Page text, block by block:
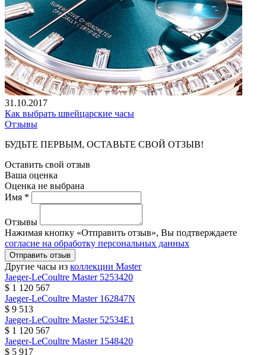
31.10.2017
Как выбрать швейцарские часы
Отзывы
БУДЬТЕ ПЕРВЫМ, ОСТАВЬТЕ СВОЙ ОТЗЫВ!
Оставить свой отзыв
Ваша оценка
Оценка не выбрана
Имя *
Отзывы
Нажимая кнопку «Отправить отзыв», Вы подтверждаете
согласие на обработку персональных данных
Отправить отзыв
Другие часы из коллекции Master
Jaeger-LeCoultre Master 5253420
$ 1 120 567
Jaeger-LeCoultre Master 162847N
$ 9 513
Jaeger-LeCoultre Master 52534E1
$ 1 120 567
Jaeger-LeCoultre Master 1548420
$ 5 917